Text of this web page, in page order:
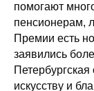
помогают
пенсионерам,
Премии есть
заявились
искусству и